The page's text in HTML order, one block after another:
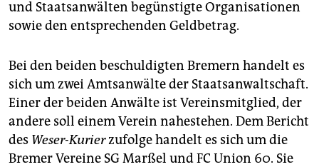
und Staatsanwälten begünstigte Organisationen
sowie den entsprechenden Geldbetrag.
Bei den beiden beschuldigten Bremern handelt es
sich um zwei Amtsanwälte der Staatsanwaltschaft.
Einer der beiden Anwälte ist Vereinsmitglied, der
andere soll einem Verein nahestehen. Dem Bericht
des Weser-Kurierzufolge handelt es sich um die
Bremer Vereine SG Marßel und FC Union 60. Sie